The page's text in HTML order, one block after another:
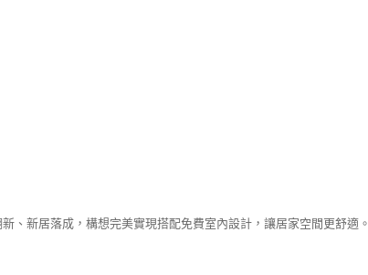
、新居落成，構想完美實現搭配免費室內設計，讓居家空間更舒適。